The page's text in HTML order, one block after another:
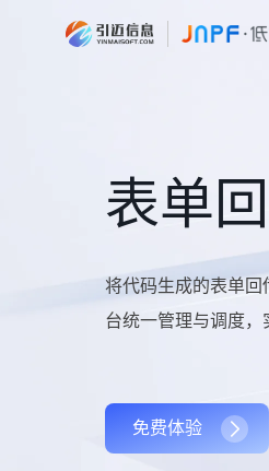
表单
将代码生成的表单回
台统一管理与调度
免费体验